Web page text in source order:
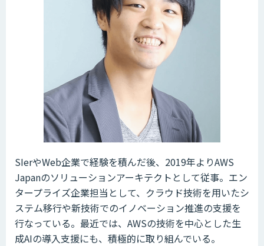
SIerやWeb企業で経験を積んだ後、2019年よりAWS
Japanのソリューションアーキテクトとして従事。エン
タープライズ企業担当として、クラウド技術を用いたシ
ステム移行や新技術でのイノベーション推進の支援を
行なっている。最近では、AWSの技術を中心とした生
成AIの導入支援にも、積極的に取り組んでいる。